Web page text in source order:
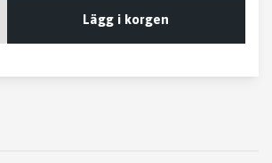
Lägg i korgen